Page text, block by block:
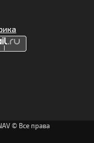
© Все права